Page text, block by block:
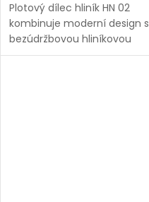
Plotový dílec hliník HN 02
kombinuje moderní design s
bezúdržbovou hliníkovou
konstrukcí, která zaručuje